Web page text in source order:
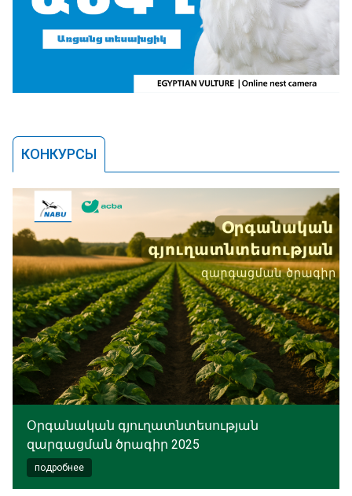
КОНКУРСЫ
Օրգանական գյուղատնտեսության
զարգացման ծրագիր 2025
подробнее